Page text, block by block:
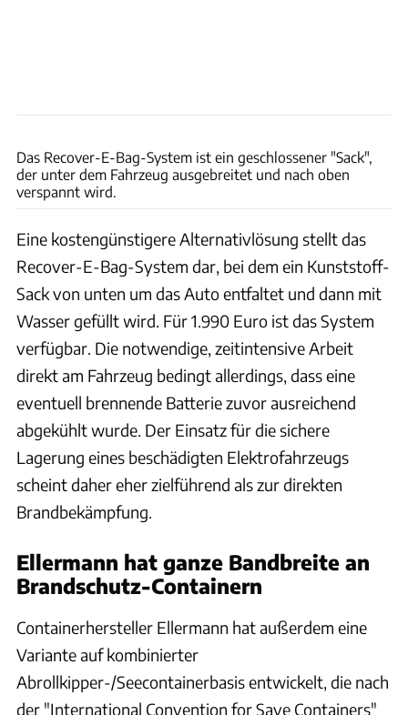
Das Recover-E-Bag-System ist ein geschlossener "Sack",
der unter dem Fahrzeug ausgebreitet und nach oben
verspannt wird.
Eine kostengünstigere Alternativlösung stellt das
Recover-E-Bag-System dar, bei dem ein Kunststoff-
Sack von unten um das Auto entfaltet und dann mit
Wasser gefüllt wird. Für 1.990 Euro ist das System
verfügbar. Die notwendige, zeitintensive Arbeit
direkt am Fahrzeug bedingt allerdings, dass eine
eventuell brennende Batterie zuvor ausreichend
abgekühlt wurde. Der Einsatz für die sichere
Lagerung eines beschädigten Elektrofahrzeugs
scheint daher eher zielführend als zur direkten
Brandbekämpfung.
Ellermann hat ganze Bandbreite an
Brandschutz-Containern
Containerhersteller Ellermann hat außerdem eine
Variante auf kombinierter
Abrollkipper-/Seecontainerbasis entwickelt, die nach
der "International Convention for Save Containers"